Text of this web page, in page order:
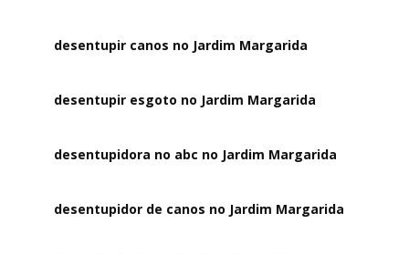
desentupir canos no Jardim Margarida
desentupir esgoto no Jardim Margarida
desentupidora no abc no Jardim Margarida
desentupidor de canos no Jardim Margarida